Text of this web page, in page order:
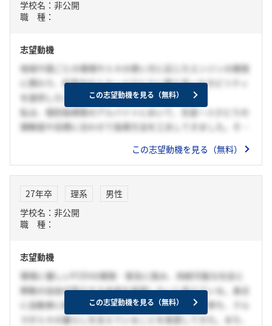
計に挑戦し、誰もが快適に扱える電子装備の開発に貢献した
いです。
学校名：非公開
職 種：
志望動機
地域や国ごとの環境や人々の使い方に応じたエンジンの開発
に携わり、世界中の人々一人ひとりに寄り添ったモビリティ
を提供したいです。
私は、個別指導塾のアルバイトにおいて、生徒一人ひとりの
理解度や目標に合わせて指導方法を工夫してきました。そう
の成長に直結することを実感し、「一人ひとりに寄り添うこ
条件や排気規制といった地域ごとの要件に応じてエンジンが
設計されていることを知り、地域や人々に合ったエンジン開
発を通じて、「一人ひとりに寄り添ったモビリティ」の実現
御社に入社後は、地域ごとの要件を踏まえたエンジンの開発
に携わり、移動を通じて世界中の人々一人ひとりの暮らしに
寄り添えるモビリティ社会の実現に貢献したいと考えていま
す。
この志望動機を見る（無料）
この志望動機を見る（無料）
27年卒 理系
男性
学校名：非公開
職 種：
志望動機
環境に優しいFCEVの開発・普及に挑み、持続可能な社会と
移動の自由が両立する未来を実現したいと考えている。身近
に自動車に関わる仕事をしている家族の姿を見て育ち、クル
マが人々の暮らしを支えていることを実感してきた。また、
この志望動機を見る（無料）